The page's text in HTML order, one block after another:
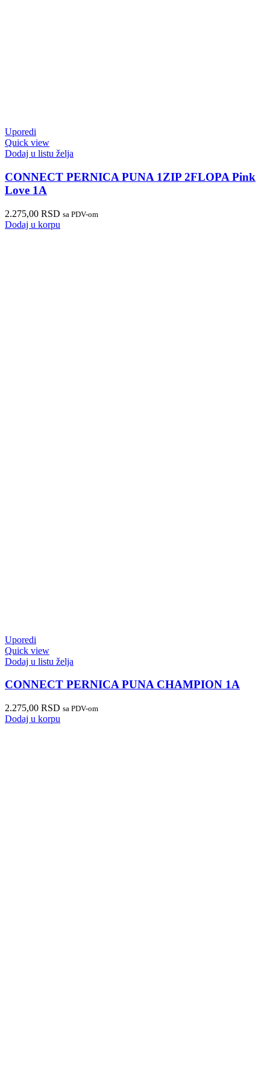
Uporedi
Quick view
Dodaj u listu želja
CONNECT PERNICA PUNA 1ZIP 2FLOPA Pink
Love 1A
2.275,00 RSD sa PDV-om
Dodaj u korpu
Uporedi
Quick view
Dodaj u listu želja
CONNECT PERNICA PUNA CHAMPION 1A
2.275,00 RSD sa PDV-om
Dodaj u korpu